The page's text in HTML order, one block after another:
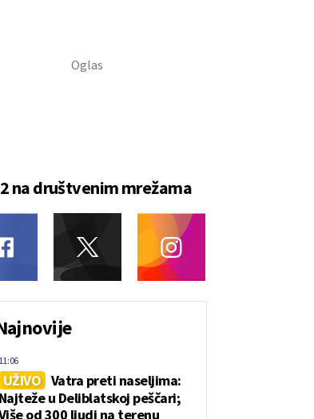
na društvenim mrežama
UŽIVO Vatra preti naseljima:
Najteže u Deliblatskoj peščari;
od 300 ljudi na terenu
11:06